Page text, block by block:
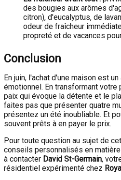
des bougies aux arômes
citron), d'eucalyptus, de
odeur de fraîcheur
propreté et de vacances
Conclusion
En juin, l'achat d'une maison est
émotionnel. En transformant votre
paix qui évoque la détente et le
faites pas que présenter quatre
présentez un été inoubliable. Et
souvent prêts à en payer le prix.
Pour toute question au sujet de
conseils personnalisés en
à contacter David St-Germain,
résidentiel expérimenté chez